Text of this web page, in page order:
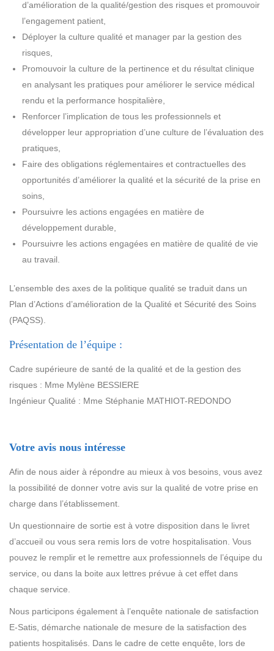
d’amélioration de la qualité/gestion des risques et promouvoir
l’engagement patient,
Déployer la culture qualité et manager par la gestion des
risques,
Promouvoir la culture de la pertinence et du résultat clinique
en analysant les pratiques pour améliorer le service médical
rendu et la performance hospitalière,
Renforcer l’implication de tous les professionnels et
développer leur appropriation d’une culture de l’évaluation des
pratiques,
Faire des obligations réglementaires et contractuelles des
opportunités d’améliorer la qualité et la sécurité de la prise en
soins,
Poursuivre les actions engagées en matière de
développement durable,
Poursuivre les actions engagées en matière de qualité de vie
au travail.
L’ensemble des axes de la politique qualité se traduit dans un
Plan d’Actions d’amélioration de la Qualité et Sécurité des Soins
(PAQSS).
Présentation de l’équipe :
Cadre supérieure de santé de la qualité et de la gestion des
risques : Mme Mylène BESSIERE
Ingénieur Qualité : Mme Stéphanie MATHIOT-REDONDO
Votre avis nous intéresse
Afin de nous aider à répondre au mieux à vos besoins, vous avez
la possibilité de donner votre avis sur la qualité de votre prise en
charge dans l’établissement.
Un questionnaire de sortie est à votre disposition dans le livret
d’accueil ou vous sera remis lors de votre hospitalisation. Vous
pouvez le remplir et le remettre aux professionnels de l’équipe du
service, ou dans la boite aux lettres prévue à cet effet dans
chaque service.
Nous participons également à l’enquête nationale de satisfaction
E-Satis, démarche nationale de mesure de la satisfaction des
patients hospitalisés. Dans le cadre de cette enquête, lors de